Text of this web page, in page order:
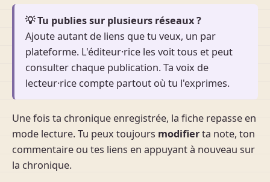
💡 Tu publies sur plusieurs réseaux ?
Ajoute autant de liens que tu veux, un par
plateforme. L'éditeur·rice les voit tous et peut
consulter chaque publication. Ta voix de
lecteur·rice compte partout où tu l'exprimes.
Une fois ta chronique enregistrée, la fiche repasse en
mode lecture. Tu peux toujours modifierta note, ton
commentaire ou tes liens en appuyant à nouveau sur
la chronique.